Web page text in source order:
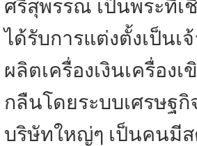
ศรีสุพรรณ เป็นพระที่
ได้รับการแต่งตั้งเป็น
ผลิตเครื่องเงินเครื่อ
กลืนโดยระบบเศรษฐ
บริษัทใหญ่ๆ เป็นคนมี